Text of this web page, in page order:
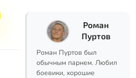
Роман
Пуртов
Роман Пуртов был
обычным парнем. Любил
боевики, хорошие